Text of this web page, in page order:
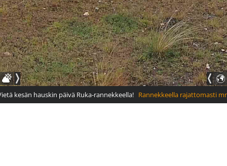
kesän hauskin päivä Ruka-rannekkeella!Rannekkeella rajattomasti